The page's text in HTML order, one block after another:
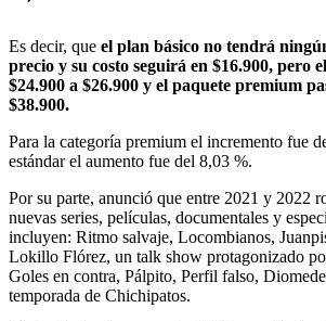
Es decir, que el plan básico no tendrá
precio y su costo seguirá en $16.900, pero
$24.900 a $26.900 y el paquete premium
$38.900.
Para la categoría premium el incremento fue
estándar el aumento fue del 8,03 %.
Por su parte, anunció que entre 2021 y 2022
nuevas series, películas, documentales y
incluyen: Ritmo salvaje, Locombianos,
Lokillo Flórez, un talk show protagonizado
Goles en contra, Pálpito, Perfil falso,
temporada de Chichipatos.